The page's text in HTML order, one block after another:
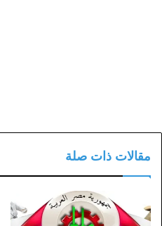
مقالات ذات صلة